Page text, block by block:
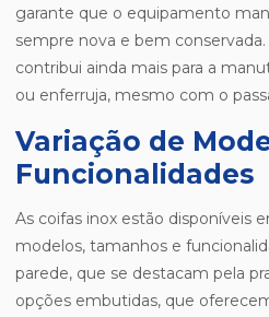
garante que o equipamento
sempre nova e bem
contribui ainda mais para a
ou enferruja, mesmo com o
Variação de
Funcionalidades
As coifas inox estão disponíveis
modelos, tamanhos e
parede, que se destacam pela
opções embutidas, que